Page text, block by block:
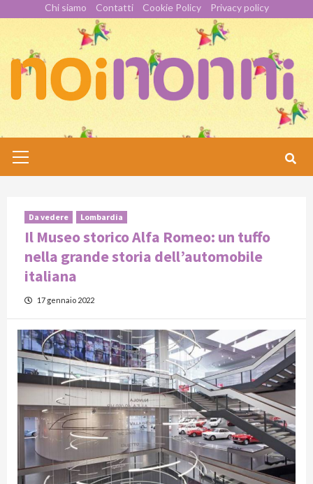
content
Chi siamo Contatti Cookie Policy Privacy policy
Menu
Da vedere Lombardia
Il Museo storico Alfa Romeo: un tuffo
nella grande storia dell’automobile
italiana
17 gennaio 2022